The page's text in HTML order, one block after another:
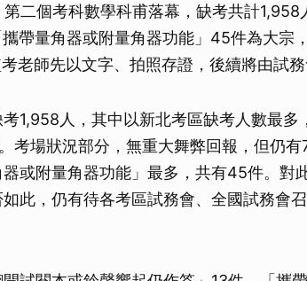
二個考科數學科甫落幕，缺考共計1,958
帶量角器或附量角器功能」45件為大宗
老師先以文字、拍照存證，後續將由試
1,958人，其中以新北考區缺考人數最多
考場狀況部分，無重大舞弊回報，但仍
或附量角器功能」最多，共有45件。對
此，仍有待各考區試務會、全國試務會